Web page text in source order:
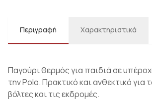
Περιγραφή Χαρακτηριστικά
Παγούρι θερμός για παιδιά σε
την Polo. Πρακτικό και ανθεκτικό για
βόλτες και τις εκδρομές.